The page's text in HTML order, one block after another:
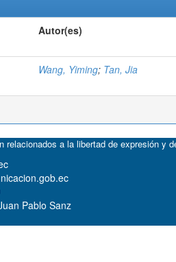
Autor(es)
Wang, Yiming; Tan, Jia
a la libertad de expresión y
Pablo Sanz